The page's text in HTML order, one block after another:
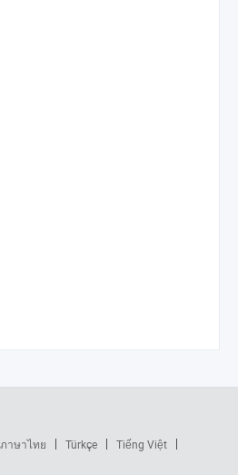
ภาษาไทย Türkçe
Tiếng Việt